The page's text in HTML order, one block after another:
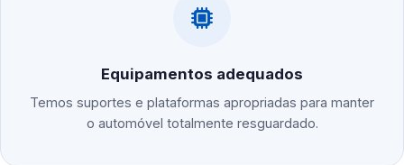
Equipamentos adequados
Temos suportes e plataformas apropriadas para manter
o automóvel totalmente resguardado.